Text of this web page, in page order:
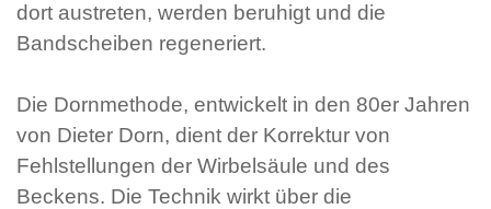
dort austreten, werden beruhigt und die
Bandscheiben regeneriert.
Die Dornmethode, entwickelt in den 80er Jahren
von Dieter Dorn, dient der Korrektur von
Fehlstellungen der Wirbelsäule und des
Beckens. Die Technik wirkt über die